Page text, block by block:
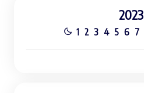
2023
1 2 3 4 5 6 7